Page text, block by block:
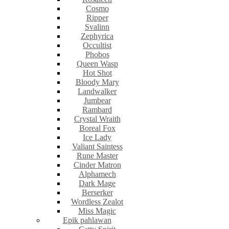
Cosmo
Ripper
Svalinn
Zephyrica
Occultist
Phobos
Queen Wasp
Hot Shot
Bloody Mary
Landwalker
Jumbear
Rambard
Crystal Wraith
Boreal Fox
Ice Lady
Valiant Saintess
Rune Master
Cinder Matron
Alphamech
Dark Mage
Berserker
Wordless Zealot
Miss Magic
Epik pahlawan